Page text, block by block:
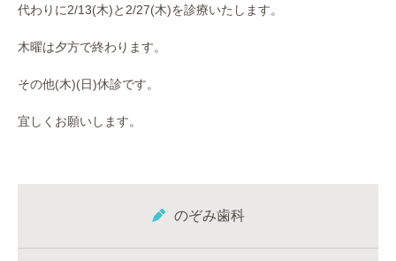
代わりに2/13(木)と2/27(木)を診療いたします。
木曜は夕方で終わります。
その他(木)(日)休診です。
宜しくお願いします。
のぞみ歯科